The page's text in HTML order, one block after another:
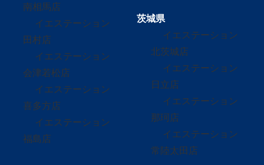
南相馬店
イエステーション
田村店
イエステーション
会津若松店
イエステーション
喜多方店
イエステーション
福島店
茨城県
イエステーション
北茨城店
イエステーション
日立店
イエステーション
那珂店
イエステーション
常陸太田店